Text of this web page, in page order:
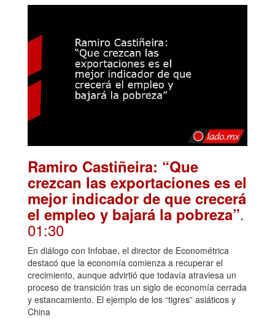
Ramiro Castiñeira: “Que
crezcan las exportaciones es el
mejor indicador de que crecerá
el empleo y bajará la pobreza”.
01:30
En diálogo con Infobae, el director de Econométrica
destacó que la economía comienza a recuperar el
crecimiento, aunque advirtió que todavía atraviesa un
proceso de transición tras un siglo de economía cerrada
y estancamiento. El ejemplo de los “tigres” asiáticos y
China